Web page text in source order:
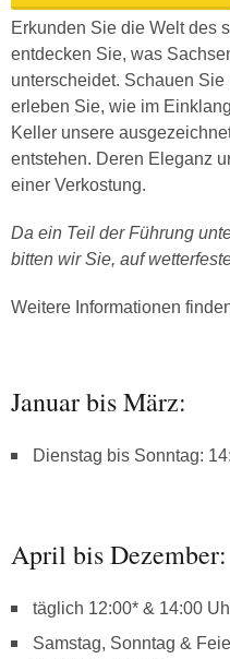
Erkunden Sie die Welt des
entdecken Sie, was
unterscheidet. Schauen
erleben Sie, wie im
Keller unsere
entstehen. Deren Eleganz
einer Verkostung.
Da ein Teil der Führung
bitten wir Sie, auf
Weitere Informationen
Januar bis März:
Dienstag bis Sonntag:
April bis Dezember:
täglich 12:00* & 14:00
Samstag, Sonntag &